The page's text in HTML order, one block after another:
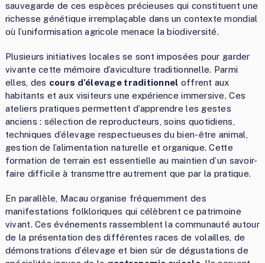
sauvegarde de ces espèces précieuses qui constituent une
richesse génétique irremplaçable dans un contexte mondial
où l’uniformisation agricole menace la biodiversité.
Plusieurs initiatives locales se sont imposées pour garder
vivante cette mémoire d’aviculture traditionnelle. Parmi
elles, des cours d’élevage traditionnel offrent aux
habitants et aux visiteurs une expérience immersive. Ces
ateliers pratiques permettent d’apprendre les gestes
anciens : sélection de reproducteurs, soins quotidiens,
techniques d’élevage respectueuses du bien-être animal,
gestion de l’alimentation naturelle et organique. Cette
formation de terrain est essentielle au maintien d’un savoir-
faire difficile à transmettre autrement que par la pratique.
En parallèle, Macau organise fréquemment des
manifestations folkloriques qui célèbrent ce patrimoine
vivant. Ces événements rassemblent la communauté autour
de la présentation des différentes races de volailles, de
démonstrations d’élevage et bien sûr de dégustations de